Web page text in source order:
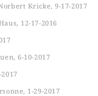
Kricke, 9-17-2017
12-17-2016
6-10-2017
1-29-2017